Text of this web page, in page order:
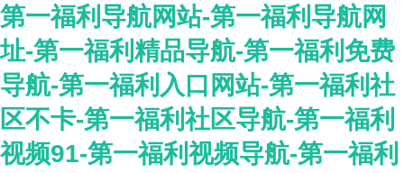
第一福利导航网站-第一福利导航网
址-第一福利精品导航-第一福利免费
导航-第一福利入口网站-第一福利社
区不卡-第一福利社区导航-第一福利
视频91-第一福利视频导航-第一福利